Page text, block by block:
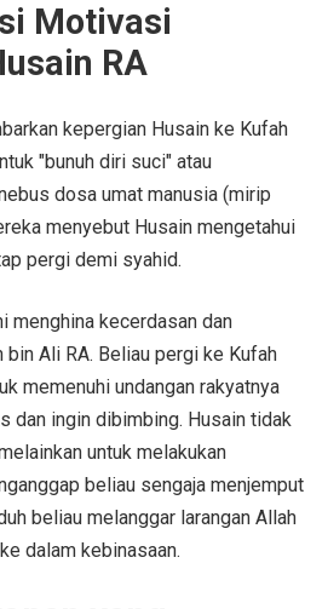
Motivasi
RA
kepergian Husain ke Kufah
"bunuh diri suci" atau
dosa umat manusia (mirip
menyebut Husain mengetahui
pergi demi syahid.
menghina kecerdasan dan
bin Ali RA. Beliau pergi ke Kufah
memenuhi undangan rakyatnya
dan ingin dibimbing. Husain tidak
untuk melakukan
beliau sengaja menjemput
beliau melanggar larangan Allah
dalam kebinasaan.